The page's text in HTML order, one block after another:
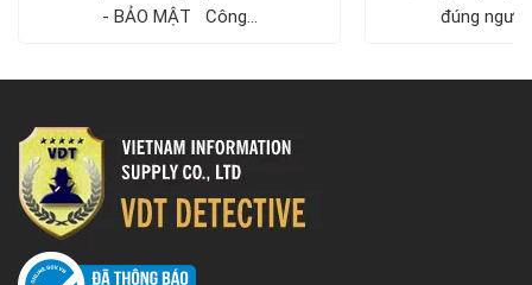
- BẢO MẬT Công...
đúng